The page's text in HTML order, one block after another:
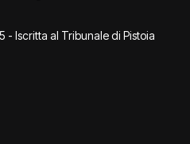
- Iscritta al Tribunale di Pistoia